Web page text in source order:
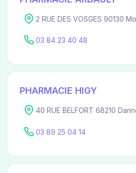
2 RUE DES VOSGES 90130
03 84 23 40 48
PHARMACIE HIGY
40 RUE BELFORT 68210
03 89 25 04 14